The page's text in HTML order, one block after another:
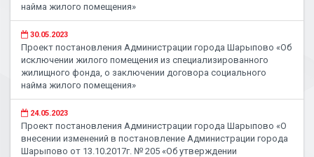
найма жилого помещения»
30.05.2023
Проект постановления Администрации города Шарыпово «Об
исключении жилого помещения из специализированного
жилищного фонда, о заключении договора социального
найма жилого помещения»
24.05.2023
Проект постановления Администрации города Шарыпово «О
внесении изменений в постановление Администрации города
Шарыпово от 13.10.2017г. № 205 «Об утверждении